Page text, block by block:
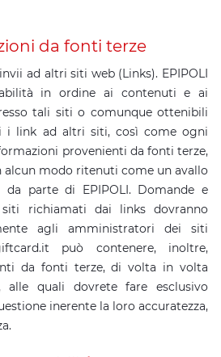
da fonti terze
ad altri siti web (Links). EPIPOLI
in ordine ai contenuti e ai
tali siti o comunque ottenibili
i link ad altri siti, così come ogni
provenienti da fonti terze,
alcun modo ritenuti come un avallo
parte di EPIPOLI. Domande e
richiamati dai links dovranno
agli amministratori dei siti
può contenere, inoltre,
da fonti terze, di volta in volta
alle quali dovrete fare esclusivo
inerente la loro accuratezza,